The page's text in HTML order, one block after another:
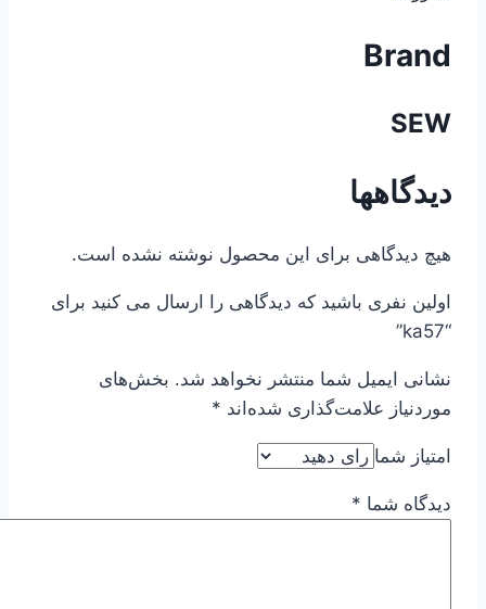
Brand
SEW
دیدگاهها
هیچ دیدگاهی برای این محصول نوشته نشده است.
اولین نفری باشید که دیدگاهی را ارسال می کنید برای
“ka57”
نشانی ایمیل شما منتشر نخواهد شد. بخش‌های
موردنیاز علامت‌گذاری شده‌اند *
امتیاز شما
دیدگاه شما *